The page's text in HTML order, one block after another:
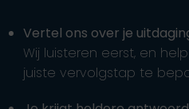
Vertel ons over je
Wij luisteren eerst, en
juiste vervolgstap te